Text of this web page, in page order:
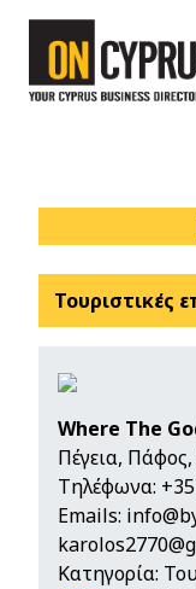
Τουριστικές
Where The
Πέγεια,
Τηλέφωνα:
Emails:
Κατηγορία: